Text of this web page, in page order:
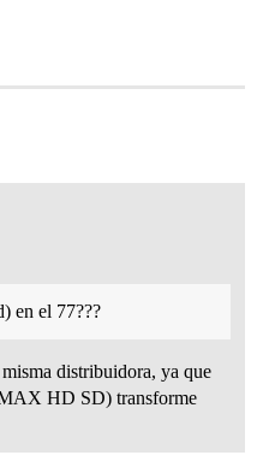
en el 77???
distribuidora, ya que
HD SD) transforme